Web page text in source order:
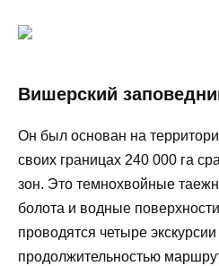
Вишерский
Он был основан на
своих границах 240 000 га
зон. Это темнохвойные
болота и водные
проводятся четыре
продолжительностью